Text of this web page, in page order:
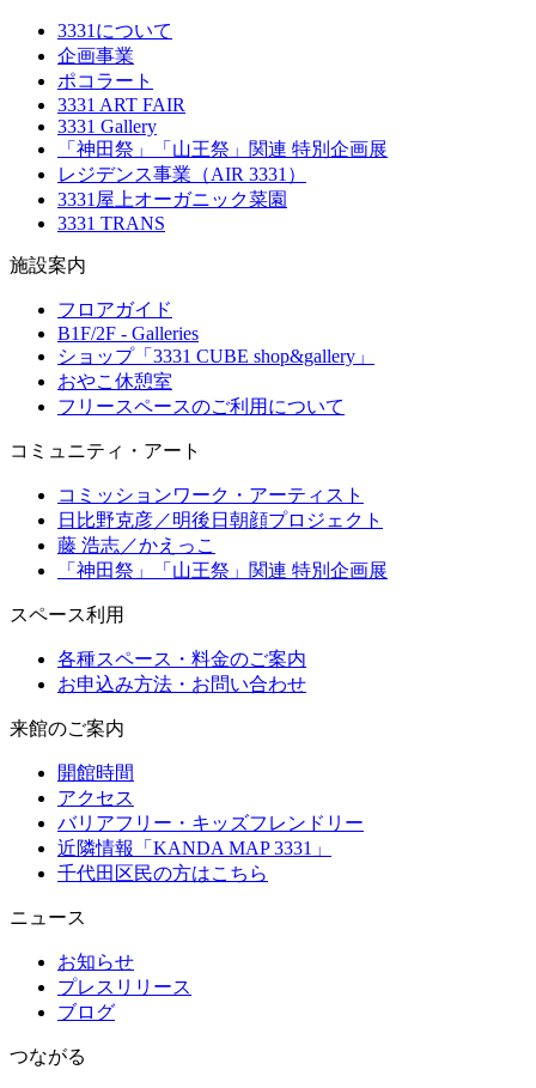
3331について
企画事業
ポコラート
3331 ART FAIR
3331 Gallery
「神田祭」「山王祭」関連 特別企画展
レジデンス事業（AIR 3331）
3331屋上オーガニック菜園
3331 TRANS
施設案内
フロアガイド
B1F/2F - Galleries
ショップ「3331 CUBE shop&gallery」
おやこ休憩室
フリースペースのご利用について
コミュニティ・アート
コミッションワーク・アーティスト
日比野克彦／明後日朝顔プロジェクト
藤 浩志／かえっこ
「神田祭」「山王祭」関連 特別企画展
スペース利用
各種スペース・料金のご案内
お申込み方法・お問い合わせ
来館のご案内
開館時間
アクセス
バリアフリー・キッズフレンドリー
近隣情報「KANDA MAP 3331」
千代田区民の方はこちら
ニュース
お知らせ
プレスリリース
ブログ
つながる